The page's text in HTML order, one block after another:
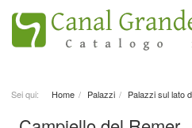
Sei qui: Home Palazzi Palazzi sul lato